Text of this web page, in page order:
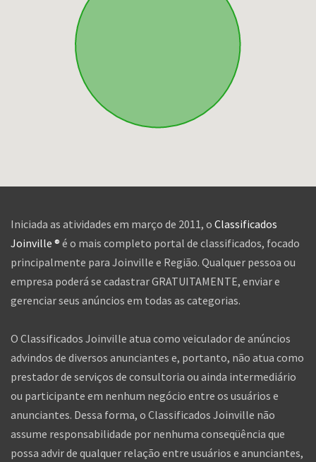
Iniciada as atividades em março de 2011, o Classificados
Joinville ® é o mais completo portal de classificados, focado
principalmente para Joinville e Região. Qualquer pessoa ou
empresa poderá se cadastrar GRATUITAMENTE, enviar e
gerenciar seus anúncios em todas as categorias.
O Classificados Joinville atua como veiculador de anúncios
advindos de diversos anunciantes e, portanto, não atua como
prestador de serviços de consultoria ou ainda intermediário
ou participante em nenhum negócio entre os usuários e
anunciantes. Dessa forma, o Classificados Joinville não
assume responsabilidade por nenhuma conseqüência que
possa advir de qualquer relação entre usuários e anunciantes,